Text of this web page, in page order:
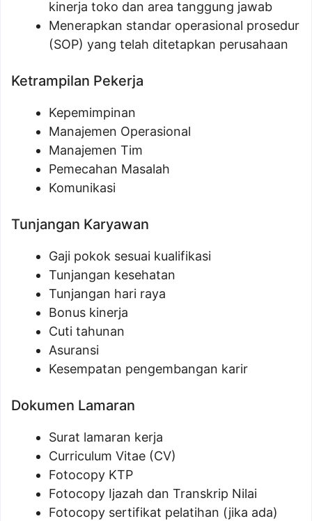
kinerja toko dan area tanggung jawab
Menerapkan standar operasional prosedur
(SOP) yang telah ditetapkan perusahaan
Ketrampilan Pekerja
Kepemimpinan
Manajemen Operasional
Manajemen Tim
Pemecahan Masalah
Komunikasi
Tunjangan Karyawan
Gaji pokok sesuai kualifikasi
Tunjangan kesehatan
Tunjangan hari raya
Bonus kinerja
Cuti tahunan
Asuransi
Kesempatan pengembangan karir
Dokumen Lamaran
Surat lamaran kerja
Curriculum Vitae (CV)
Fotocopy KTP
Fotocopy Ijazah dan Transkrip Nilai
Fotocopy sertifikat pelatihan (jika ada)